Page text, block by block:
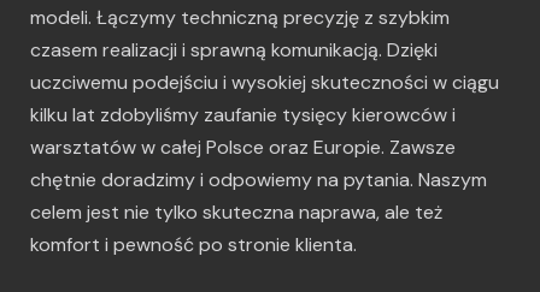
modeli. Łączymy techniczną precyzję z szybkim
czasem realizacji i sprawną komunikacją. Dzięki
uczciwemu podejściu i wysokiej skuteczności w ciągu
kilku lat zdobyliśmy zaufanie tysięcy kierowców i
warsztatów w całej Polsce oraz Europie. Zawsze
chętnie doradzimy i odpowiemy na pytania. Naszym
celem jest nie tylko skuteczna naprawa, ale też
komfort i pewność po stronie klienta.